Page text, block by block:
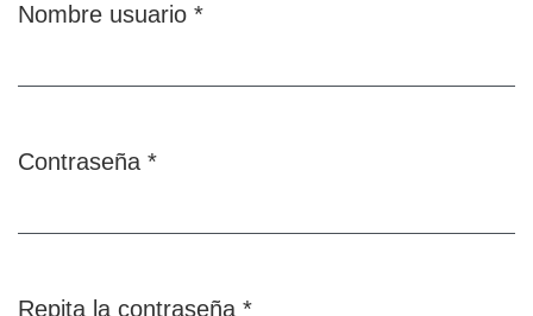
Nombre usuario *
Contraseña *
Repita la contraseña *